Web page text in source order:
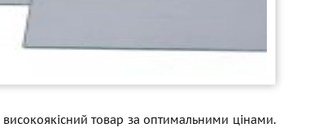
товар за оптимальними цінами.